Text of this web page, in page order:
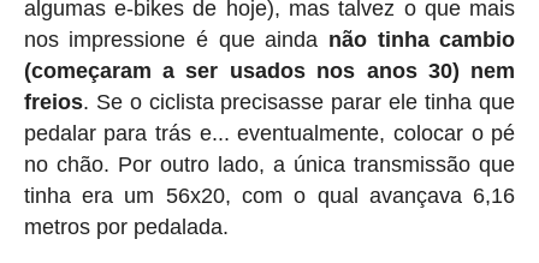
algumas e-bikes de hoje), mas talvez o que mais
nos impressione é que ainda não tinha cambio
(começaram a ser usados nos anos 30) nem
freios. Se o ciclista precisasse parar ele tinha que
pedalar para trás e... eventualmente, colocar o pé
no chão. Por outro lado, a única transmissão que
tinha era um 56x20, com o qual avançava 6,16
metros por pedalada.